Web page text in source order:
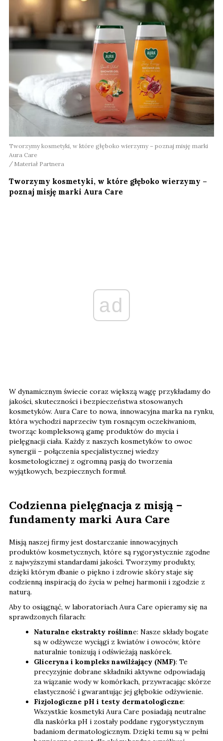
Tworzymy kosmetyki, w które głęboko wierzymy – poznaj misję marki
Aura Care
Materiał Partnera
Tworzymy kosmetyki, w które głęboko wierzymy –
poznaj misję marki Aura Care
ad
W dynamicznym świecie coraz większą wagę przykładamy do
jakości, skuteczności i bezpieczeństwa stosowanych
kosmetyków. Aura Care to nowa, innowacyjna marka na rynku,
która wychodzi naprzeciw tym rosnącym oczekiwaniom,
tworząc kompleksową gamę produktów do mycia i
pielęgnacji ciała. Każdy z naszych kosmetyków to owoc
synergii – połączenia specjalistycznej wiedzy
kosmetologicznej z ogromną pasją do tworzenia
wyjątkowych, bezpiecznych formuł.
Codzienna pielęgnacja z misją –
fundamenty marki Aura Care
Misją naszej firmy jest dostarczanie innowacyjnych
produktów kosmetycznych, które są rygorystycznie zgodne
z najwyższymi standardami jakości. Tworzymy produkty,
dzięki którym dbanie o piękno i zdrowie skóry staje się
codzienną inspiracją do życia w pełnej harmonii i zgodzie z
naturą.
Aby to osiągnąć, w laboratoriach Aura Care opieramy się na
sprawdzonych filarach:
Naturalne ekstrakty roślinne: Nasze składy bogate
są w odżywcze wyciągi z kwiatów i owoców, które
naturalnie tonizują i odświeżają naskórek.
Gliceryna i kompleks nawilżający (NMF): Te
precyzyjnie dobrane składniki aktywne odpowiadają
za wiązanie wody w komórkach, przywracając skórze
elastyczność i gwarantując jej głębokie odżywienie.
Fizjologiczne pH i testy dermatologiczne:
Wszystkie kosmetyki Aura Care posiadają neutralne
dla naskórka pH i zostały poddane rygorystycznym
badaniom dermatologicznym. Dzięki temu są w pełni